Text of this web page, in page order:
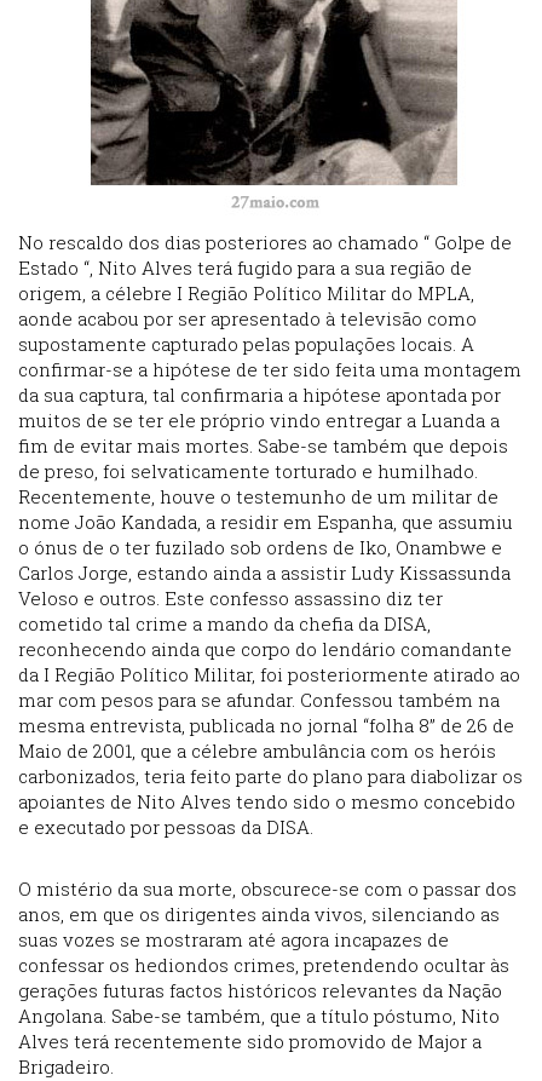
No rescaldo dos dias posteriores ao chamado “ Golpe de
Estado “, Nito Alves terá fugido para a sua região de
origem, a célebre I Região Político Militar do MPLA,
aonde acabou por ser apresentado à televisão como
supostamente capturado pelas populações locais. A
confirmar-se a hipótese de ter sido feita uma montagem
da sua captura, tal confirmaria a hipótese apontada por
muitos de se ter ele próprio vindo entregar a Luanda a
fim de evitar mais mortes. Sabe-se também que depois
de preso, foi selvaticamente torturado e humilhado.
Recentemente, houve o testemunho de um militar de
nome João Kandada, a residir em Espanha, que assumiu
o ónus de o ter fuzilado sob ordens de Iko, Onambwe e
Carlos Jorge, estando ainda a assistir Ludy Kissassunda
Veloso e outros. Este confesso assassino diz ter
cometido tal crime a mando da chefia da DISA,
reconhecendo ainda que corpo do lendário comandante
da I Região Político Militar, foi posteriormente atirado ao
mar com pesos para se afundar. Confessou também na
mesma entrevista, publicada no jornal “folha 8” de 26 de
Maio de 2001, que a célebre ambulância com os heróis
carbonizados, teria feito parte do plano para diabolizar os
apoiantes de Nito Alves tendo sido o mesmo concebido
e executado por pessoas da DISA.
O mistério da sua morte, obscurece-se com o passar dos
anos, em que os dirigentes ainda vivos, silenciando as
suas vozes se mostraram até agora incapazes de
confessar os hediondos crimes, pretendendo ocultar às
gerações futuras factos históricos relevantes da Nação
Angolana. Sabe-se também, que a título póstumo, Nito
Alves terá recentemente sido promovido de Major a
Brigadeiro.